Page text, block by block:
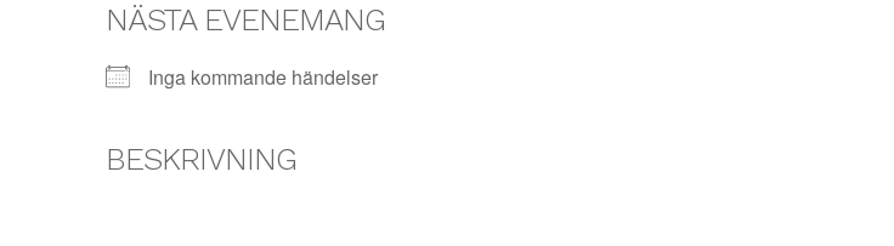
NÄSTA EVENEMANG
Inga kommande händelser
BESKRIVNING